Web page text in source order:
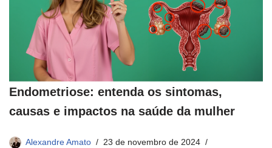
Endometriose: entenda os sintomas,
causas e impactos na saúde da mulher
Alexandre Amato
23 de novembro de 2024